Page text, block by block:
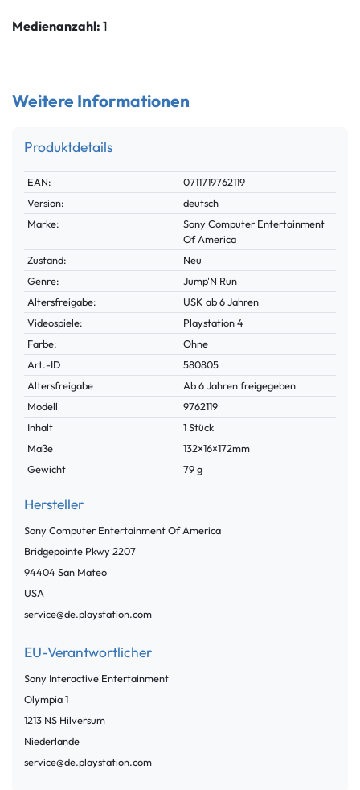
Medienanzahl: 1
Weitere Informationen
Produktdetails
Technisches
Merkmal
Wert
EAN:
0711719762119
Version:
deutsch
Marke:
Sony Computer Entertainment
Of America
Zustand:
Neu
Genre:
Jump'N Run
Altersfreigabe:
USK ab 6 Jahren
Videospiele:
Playstation 4
Farbe:
Ohne
Technisches
Merkmal
Wert
Art.-ID
580805
Altersfreigabe
Ab 6 Jahren freigegeben
Modell
9762119
Inhalt
1 Stück
Maße
132×16×172mm
Gewicht
79 g
Hersteller
Sony Computer Entertainment Of America
Bridgepointe Pkwy2207
94404San Mateo
USA
service@de.playstation.com
EU-Verantwortlicher
Sony Interactive Entertainment
Olympia1
1213 NS Hilversum
Niederlande
service@de.playstation.com